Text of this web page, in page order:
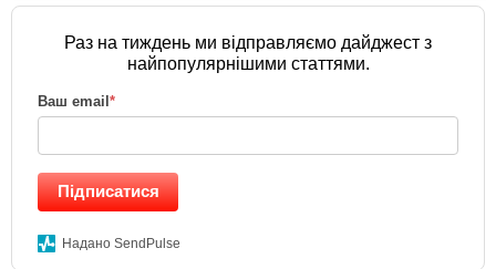
Раз на тиждень ми відправляємо дайджест з
найпопулярнішими статтями.
Ваш email *
Підписатися
Надано SendPulse